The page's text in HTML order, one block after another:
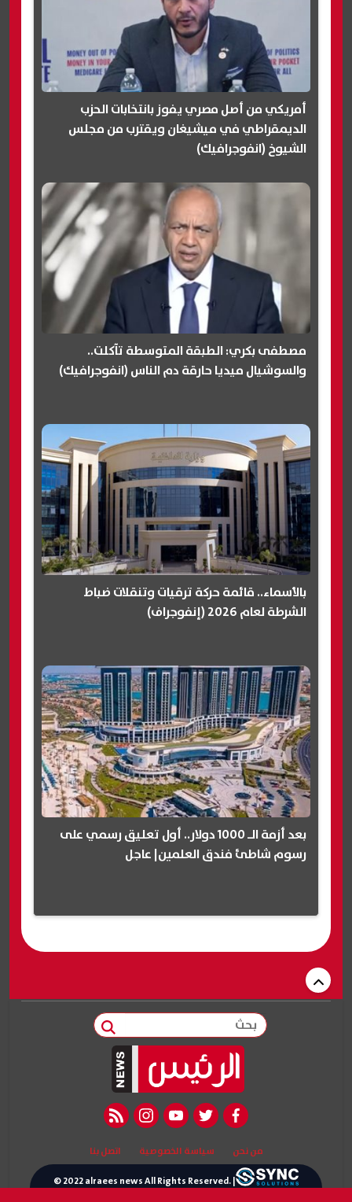
أمريكي من أصل مصري يفوز بانتخابات الحزب
الديمقراطي في ميشيغان ويقترب من مجلس
الشيوخ (انفوجرافيك)
مصطفى بكري: الطبقة المتوسطة تآكلت..
والسوشيال ميديا حارقة دم الناس (انفوجرافيك)
بالأسماء.. قائمة حركة ترقيات وتنقلات ضباط
الشرطة لعام 2026 (إنفوجراف)
بعد أزمة الـ 1000 دولار.. أول تعليق رسمي على
رسوم شاطئ فندق العلمين| عاجل
بحث
facebook
twitter
youtube
instagram
rss feed
من نحن سياسة الخصوصية اتصل بنا
© 2022 alraees news All Rights Reserved. |